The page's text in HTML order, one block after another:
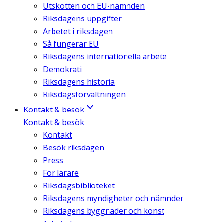
Utskotten och EU-nämnden
Riksdagens uppgifter
Arbetet i riksdagen
Så fungerar EU
Riksdagens internationella arbete
Demokrati
Riksdagens historia
Riksdagsförvaltningen
Kontakt & besök
Kontakt & besök
Kontakt
Besök riksdagen
Press
För lärare
Riksdagsbiblioteket
Riksdagens myndigheter och nämnder
Riksdagens byggnader och konst